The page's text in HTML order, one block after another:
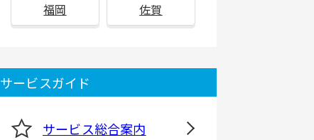
福岡 佐賀
サービスガイド
サービス総合案内